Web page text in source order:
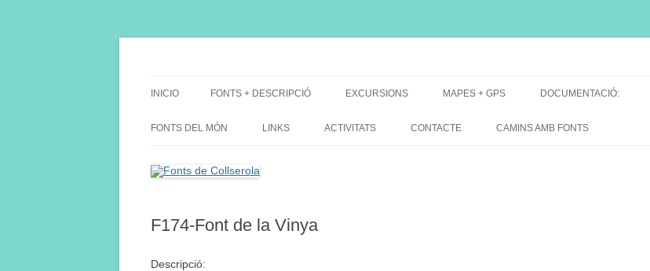
INICIO FONTS + DESCRIPCIÓ EXCURSIONS
DE GRUP
MAPES + GPS
MAPES EXCURSIONS
DOCUMENTACIÓ:
FONTS DEL MÓN LINKS ACTIVITATS CONTACTE CAMINS AMB FONTS
F174-Font de la Vinya
Descripció: